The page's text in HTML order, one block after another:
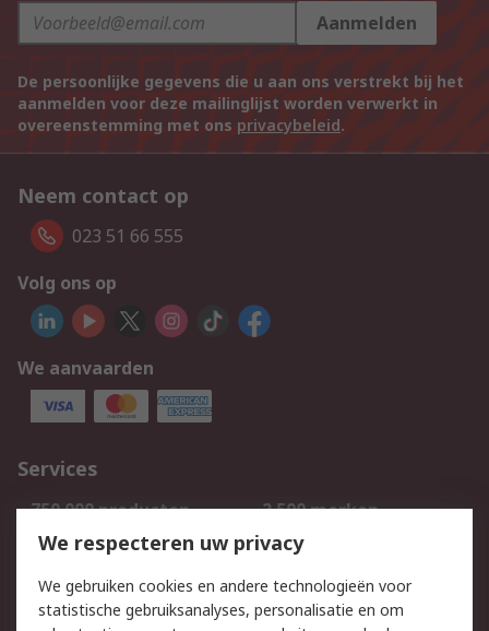
Aanmelden
De persoonlijke gegevens die u aan ons verstrekt bij het
aanmelden voor deze mailinglijst worden verwerkt in
overeenstemming met ons privacybeleid.
Neem contact op
023 51 66 555
Volg ons op
We aanvaarden
Services
750.000 producten
2.500 merken
Bestellen
Inkoopoplossingen
Track & Trace
We respecteren uw privacy
We gebruiken cookies en andere technologieën voor
statistische gebruiksanalyses, personalisatie en om